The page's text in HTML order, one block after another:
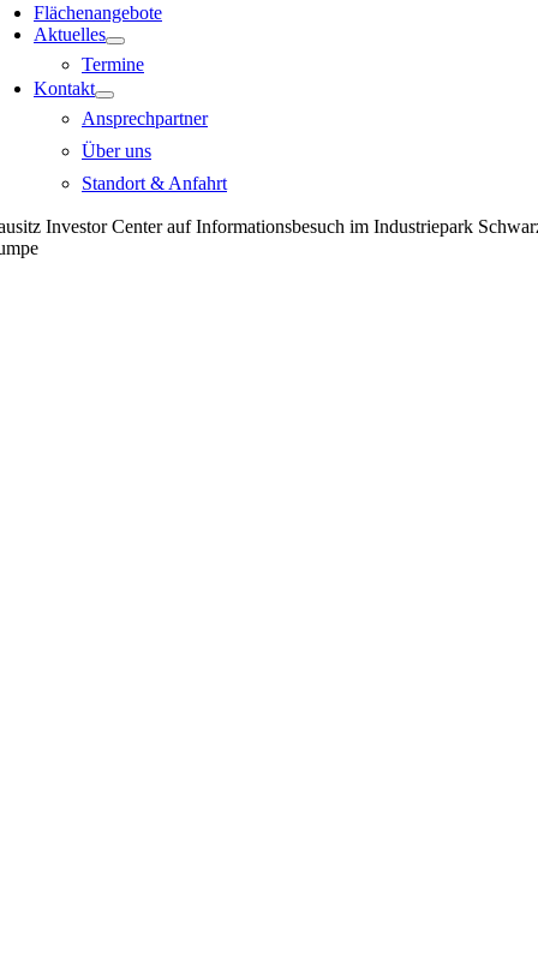
Flächenangebote
Aktuelles
Termine
Kontakt
Ansprechpartner
Über uns
Standort & Anfahrt
Investor Center auf Informationsbesuch im Industriepark